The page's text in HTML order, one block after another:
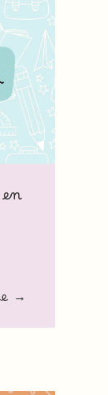
→